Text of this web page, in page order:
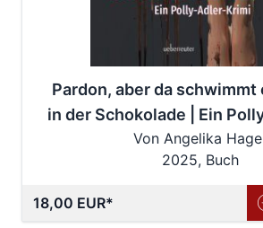
Pardon, aber da schwimmt
in der Schokolade | Ein
Von Angelika
2025, Buch
18,00 EUR